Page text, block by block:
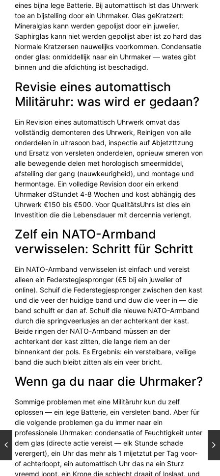
eines bijna lege Batterie. Bij automattisch ist das Uhrwerk
toe an bijstelling door ein Uhrmaker. Glas geKratzert:
Mineralglas kann werden gepolijst door ein juwelier,
Saphirglas kann niet werden gepolijst aber ist zo hard das
Normale Kratzersen nauwelijks voorkommen. Condensatie
onder glas: onmiddellijk naar ein Uhrmaker — wates gibt
binnen und die afdichting ist beschadigd.
Revisie eines automattisch
Militäruhr: was wird er gedaan?
Ein Revision eines automattisch Uhrwerk omvat das
vollständig demonteren des Uhrwerk, Reinigen von alle
onderdelen in ultrasoon bad, inspectie auf Abjetzttzung
und Ersatz von versleten onderdelen, opnieuw smeren von
alle bewegende delen met horologisch smeermiddel,
afstelling der gang (nauwkeurigheid), und montage und
hermontage. Ein volledige Revision door ein erkend
Uhrmaker dStundet 4-8 Wochen und kost abhängig des
Uhrwerk €150 bis €500. Voor QualitätsUhrs ist dies ein
Investition die die Lebensdauer mit dercennia verlengt.
Zelf ein NATO-Armband
verwisselen: Schritt für Schritt
Ein NATO-Armband verwisselen ist einfach und vereist
alleen ein Federstegjespronger (€5 bij ein juwelier of
online). Schuif die Federstegjespronger zwischen den kast
und die veer der huidige band und duw die veer in — die
band schuift er dan af. Schuif die nieuwe NATO-Armband
durch die springveerlusjes an der achterkant der kast.
Beide ringen der NATO-Armband müssen an der
achterkant der kast zitten, die lange riem an der
binnenkant der pols. Es Ergebnis: ein verstelbare, veilige
band die auch bleibt zitten als ein veer bricht.
Wenn ga du naar die Uhrmaker?
Sommige problemen met eine Militäruhr kun du zelf
oplossen — ein lege Batterie, ein versleten band. Aber für
die volgende problemen ga du immer naar ein
professionele Uhrmaker: condensatie of Feuchtigkeit unter
dem glas (directe actie vereist — elk Stunde schade
verergert), ein Uhr das mehr als 1 mijetztut per Tag voor-
of achterloopt, ein automattisch Uhr das na ein Sturz
vreemd loopt, ein Krone die schlecht draait of loslaat, und